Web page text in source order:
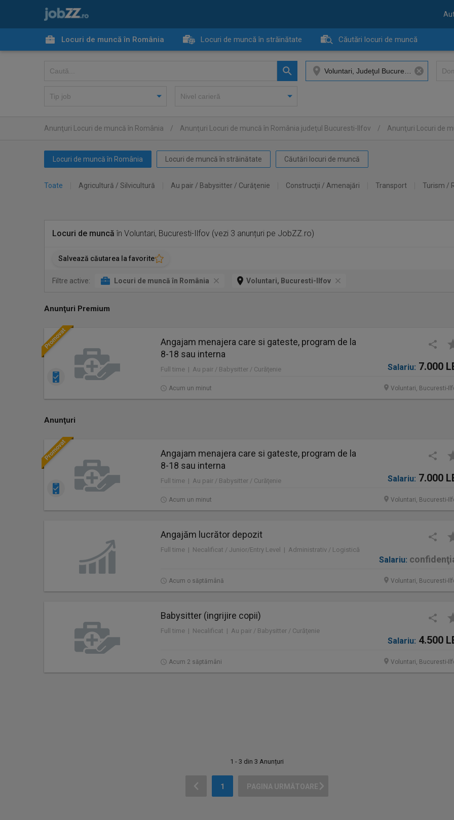
Locuri de muncă în România Locuri de muncă în străinătate Căutări locuri de muncă
Anunţuri Locuri de muncă în România / Anunţuri Locuri de muncă în România judeţul Bucuresti-Ilfov / Anunţuri Locuri de
Locuri de muncă în România Locuri de muncă în străinătate Căutări locuri de muncă
Toate Agricultură / Silvicultură Au pair / Babysitter / Curăţenie Construcţii / Amenajări Transport Turism /
Locuri de muncă în Voluntari, Bucuresti-Ilfov (vezi 3 anunțuri pe JobZZ.ro)
Salvează căutarea la favorite
Filtre active: Locuri de muncă în România Voluntari, Bucuresti-Ilfov
Anunţuri Premium
Angajam menajera care si gateste, program de la
8-18 sau interna
Full time | Au pair / Babysitter / Curăţenie Salariu: 7.000
Acum un minut Voluntari, Bucuresti-
Anunţuri
Angajam menajera care si gateste, program de la
8-18 sau interna
Full time | Au pair / Babysitter / Curăţenie Salariu: 7.000
Acum un minut Voluntari, Bucuresti-
Angajăm lucrător depozit
Full time | Necalificat / Junior/Entry Level | Administrativ / Logistică
Salariu:
Acum o săptămână Voluntari, Bucuresti-
Babysitter (ingrijire copii)
Full time | Necalificat | Au pair / Babysitter / Curăţenie
Salariu: 4.500
Acum 2 săptămâni Voluntari, Bucuresti-
1 - 3 din 3 Anunțuri
1 PAGINA URMĂTOARE